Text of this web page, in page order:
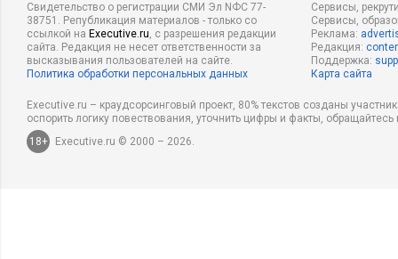
Свидетельство о регистрации СМИ Эл NФС 77-
38751. Републикация материалов - только со
ссылкой на Executive.ru, с разрешения редакции
сайта. Редакция не несет ответственности за
высказывания пользователей на сайте.
Политика обработки персональных данных
Сервисы,
Сервисы,
Реклама:
Редакция:
Поддержка:
Карта сайта
Executive.ru – краудсорсинговый проект, 80% текстов созданы
оспорить логику повествования, уточнить цифры и факты,
18+
Executive.ru © 2000 – 2026.